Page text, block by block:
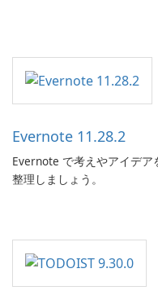
Evernote 11.28.2
Evernote で考えやアイデア
整理しましょう。